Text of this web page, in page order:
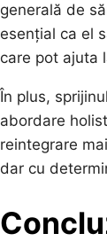
generală de
esențial ca el
care pot ajuta
În plus,
abordare
reintegrare
dar cu